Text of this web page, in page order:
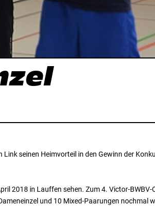
seinen Heimvorteil in den Gewinn der
2018 in Lauffen sehen. Zum 4. Victor-BWBV-
und 10 Mixed-Paarungen nochmal